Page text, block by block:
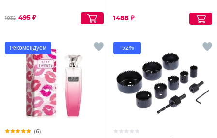
1032 495 ₽ 1488 ₽
Рекомендуем
(6)
-52%